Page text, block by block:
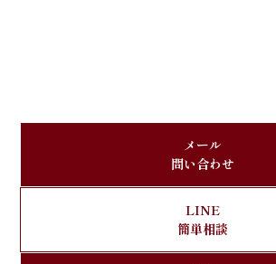
メール
問い合わせ
LINE
簡単相談